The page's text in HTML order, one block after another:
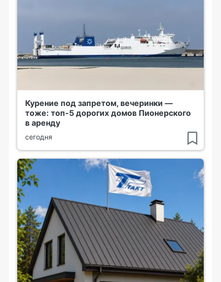
Курение под запретом, вечеринки —
тоже: топ-5 дорогих домов Пионерского
в аренду
сегодня